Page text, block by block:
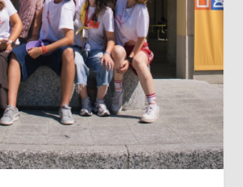
que jugamos con la inteligencia
subiendo nuestra imagen para
gracioso, en el fondo estamos
una parte de nuestra identidad. El
facial no es un simple pasatiempo
nuestra cara es una seña de